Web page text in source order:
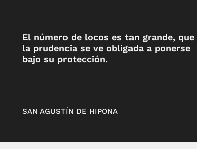
El número de locos es tan grande, que
la prudencia se ve obligada a ponerse
bajo su protección.
SAN AGUSTÍN DE HIPONA